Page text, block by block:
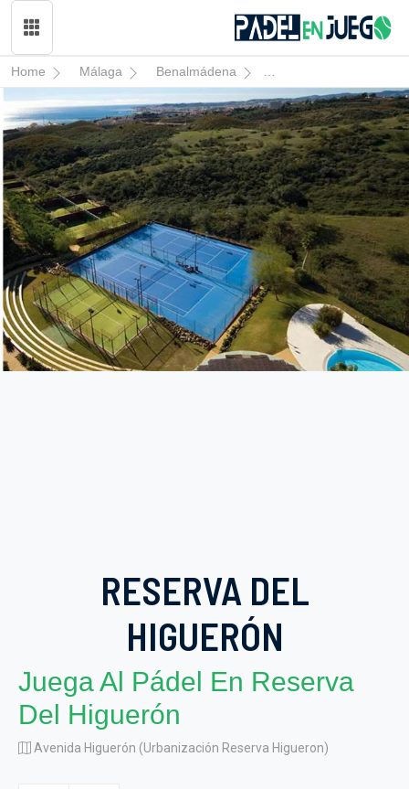
Home Málaga Benalmádena Reserva del Higuerón
RESERVA DEL
HIGUERÓN
Juega Al Pádel En Reserva
Del Higuerón
Avenida Higuerón (Urbanización Reserva Higueron)